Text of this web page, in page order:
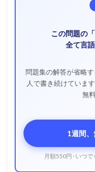
この問題の
全て言
問題集の解答が省略
人で書き続けていま
無
1週間
月額550円 · いつで